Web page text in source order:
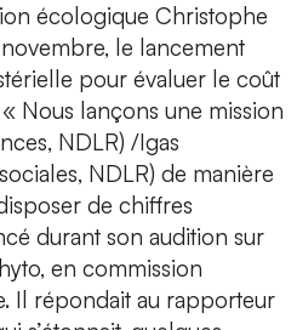
écologique Christophe
le lancement
pour évaluer le coût
Nous lançons une mission
NDLR) /Igas
NDLR) de manière
de chiffres
durant son audition sur
en commission
Il répondait au rapporteur